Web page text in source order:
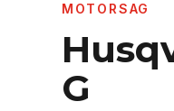
MOTORSAG
G